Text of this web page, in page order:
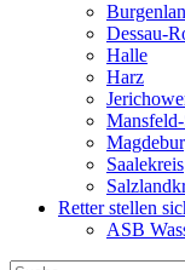
Dessau-
Halle
Harz
Saalekreis
Retter stellen
ASB